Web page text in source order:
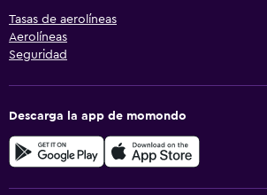
Tasas de aerolíneas
Aerolíneas
Seguridad
Descarga la app de momondo